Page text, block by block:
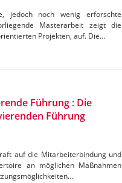
jedoch noch wenig erforschte
Masterarbeit zeigt die
Projekten, auf. Die…
Führung : Die
Führung
auf die Mitarbeiterbindung und
an möglichen Maßnahmen